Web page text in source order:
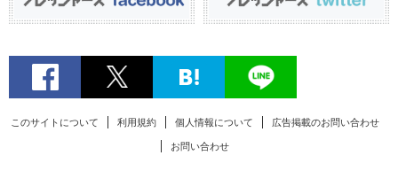
このサイトについて 利用規約 個人情報について 広告掲載のお問い合わせ
お問い合わせ